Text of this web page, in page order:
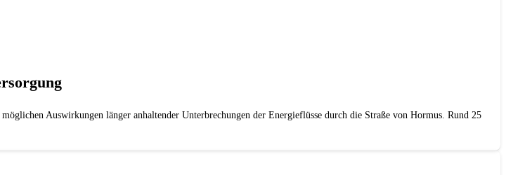
Auswirkungen länger anhaltender Unterbrechungen der Energieflüsse durch die Straße von Hormus. Rund 25